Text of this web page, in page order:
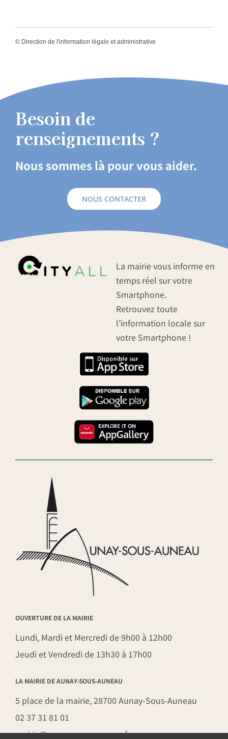
© Direction de l'information légale et administrative
Besoin de
renseignements ?
Nous sommes là pour vous aider.
NOUS CONTACTER
La mairie vous informe en
temps réel sur votre
Smartphone.
Retrouvez toute
l’information locale sur
votre Smartphone !
OUVERTURE DE LA MAIRIE
Lundi, Mardi et Mercredi de 9h00 à 12h00
Jeudi et Vendredi de 13h30 à 17h00
LA MAIRIE DE AUNAY-SOUS-AUNEAU
5 place de la mairie, 28700 Aunay-Sous-Auneau
02 37 31 81 01
mairie@aunay-sous-auneau.fr